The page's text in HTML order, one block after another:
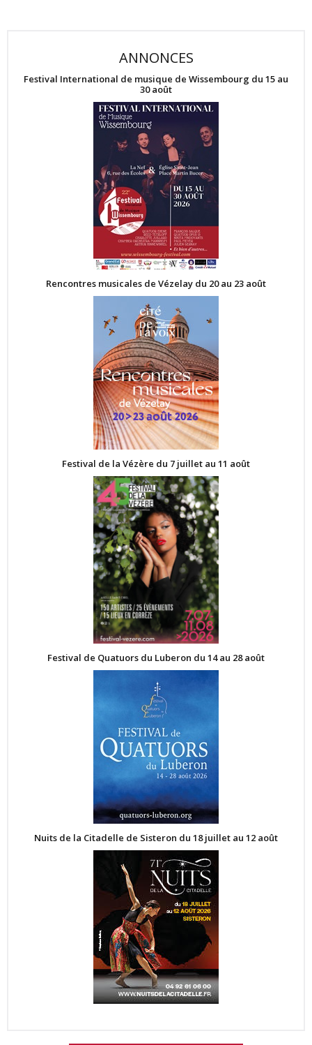
ANNONCES
Festival International de musique de Wissembourg du 15 au
30 août
Rencontres musicales de Vézelay du 20 au 23 août
Festival de la Vézère du 7 juillet au 11 août
Festival de Quatuors du Luberon du 14 au 28 août
Nuits de la Citadelle de Sisteron du 18 juillet au 12 août